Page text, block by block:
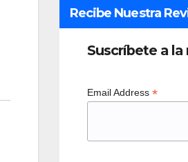
Recibe Nuestra
Suscríbete a la
Email Address *